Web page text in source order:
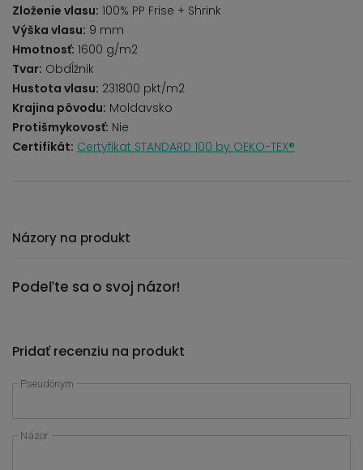
Zloženie vlasu: 100% PP Frise + Shrink
Výška vlasu: 9 mm
Hmotnosť: 1600 g/m2
Tvar: Obdĺžnik
Hustota vlasu: 231800 pkt/m2
Krajina pôvodu: Moldavsko
Protišmykovosť: Nie
Certifikát: Certyfikat STANDARD 100 by OEKO-TEX®
Názory na produkt
Podeľte sa o svoj názor!
Pridať recenziu na produkt
Pseudónym
Názor